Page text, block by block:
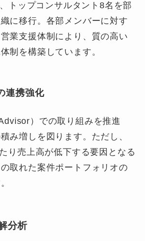
トップコンサルタント8名を部
に移行。各部メンバーに対す
業支援体制により、質の高い
制を構築しています。
連携強化
）での取り組みを推進
み増しを図ります。ただし、
り売上高が低下する要因となる
取れた案件ポートフォリオの
分析